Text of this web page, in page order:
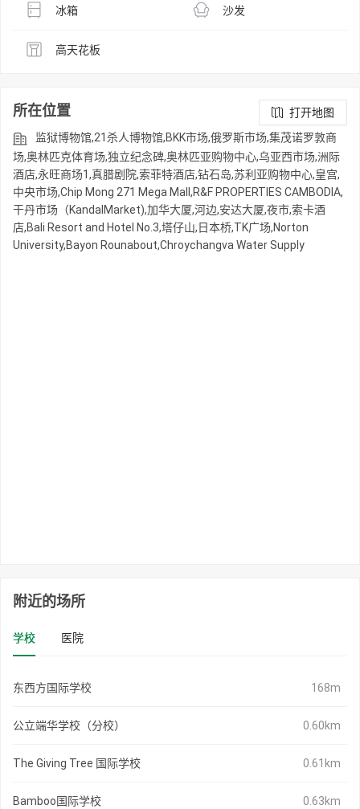
冰箱 沙发
高天花板
所在位置
打开地图
监狱博物馆,21杀人博物馆,BKK市场,俄罗斯市场,集茂诺罗敦商
场,奥林匹克体育场,独立纪念碑,奥林匹亚购物中心,乌亚西市场,洲际
酒店,永旺商场1,真腊剧院,索菲特酒店,钻石岛,苏利亚购物中心,皇宫,
中央市场,Chip Mong 271 Mega Mall,R&F PROPERTIES CAMBODIA,
干丹市场（KandalMarket),加华大厦,河边,安达大厦,夜市,索卡酒
店,Bali Resort and Hotel No.3,塔仔山,日本桥,TK广场,Norton
University,Bayon Rounabout,Chroychangva Water Supply
附近的场所
学校 医院
东西方国际学校 168m
公立端华学校（分校） 0.60km
The Giving Tree 国际学校 0.61km
Bamboo国际学校 0.63km